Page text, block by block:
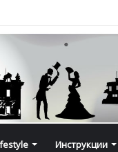
Инструкции